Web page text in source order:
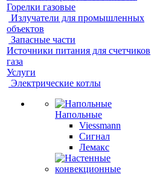
Горелки газовые
Излучатели для промышленных
объектов
Запасные части
Источники питания для счетчиков
газа
Услуги
Электрические котлы
Напольные
Viessmann
Сигнал
Лемакс